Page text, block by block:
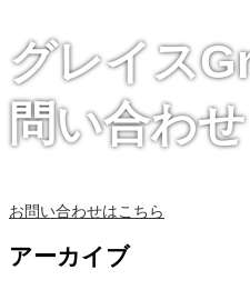
グレイス
問い合わせ
お問い合わせはこちら
アーカイブ